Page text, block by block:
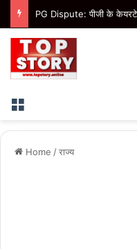
Menu
Home /राज्य